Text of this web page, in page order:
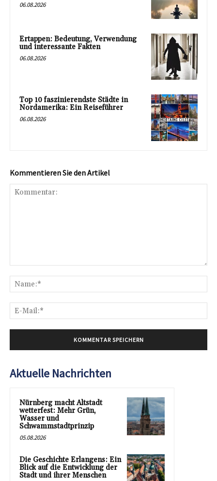
06.08.2026
Ertappen: Bedeutung, Verwendung
und interessante Fakten
06.08.2026
Top 10 faszinierendste Städte in
Nordamerika: Ein Reiseführer
06.08.2026
Kommentieren Sie den Artikel
Aktuelle Nachrichten
Nürnberg macht Altstadt
wetterfest: Mehr Grün,
Wasser und
Schwammstadtprinzip
05.08.2026
Die Geschichte Erlangens: Ein
Blick auf die Entwicklung der
Stadt und ihrer Menschen